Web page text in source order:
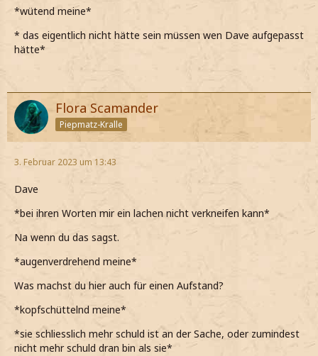
*wütend meine*
* das eigentlich nicht hätte sein müssen wen Dave aufgepasst
hätte*
Flora Scamander
Piepmatz-Kralle
3. Februar 2023 um 13:43
Dave
*bei ihren Worten mir ein lachen nicht verkneifen kann*
Na wenn du das sagst.
*augenverdrehend meine*
Was machst du hier auch für einen Aufstand?
*kopfschüttelnd meine*
*sie schliesslich mehr schuld ist an der Sache, oder zumindest
nicht mehr schuld dran bin als sie*